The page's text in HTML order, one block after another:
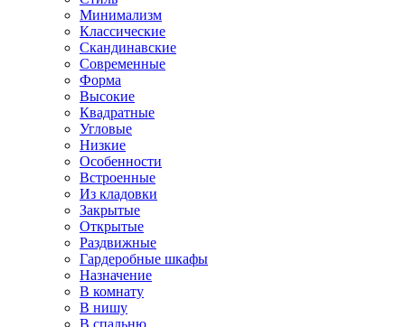
Минимализм
Классические
Скандинавские
Современные
Форма
Высокие
Квадратные
Угловые
Низкие
Особенности
Встроенные
Из кладовки
Закрытые
Открытые
Раздвижные
Гардеробные шкафы
Назначение
В комнату
В нишу
В спальню